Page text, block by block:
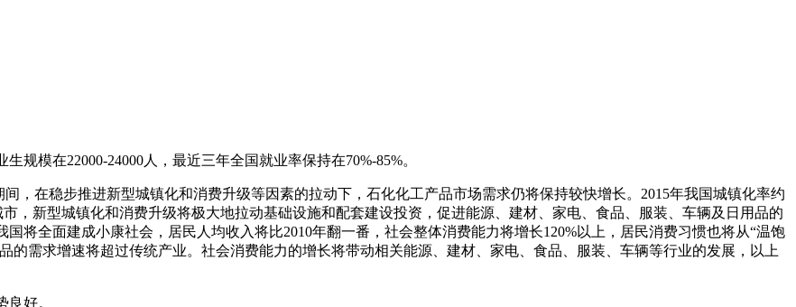
规模在22000-24000人，最近三年全国就业率保持在70%-85%。
，在稳步推进新型城镇化和消费升级等因素的拉动下，石化化工产品市场需求仍将保持较快增长。2015年我国城镇化率约
，新型城镇化和消费升级将极大地拉动基础设施和配套建设投资，促进能源、建材、家电、食品、服装、车辆及日用品的
将全面建成小康社会，居民人均收入将比2010年翻一番，社会整体消费能力将增长120%以上，居民消费习惯也将从“温饱
的需求增速将超过传统产业。社会消费能力的增长将带动相关能源、建材、家电、食品、服装、车辆等行业的发展，以上
好。